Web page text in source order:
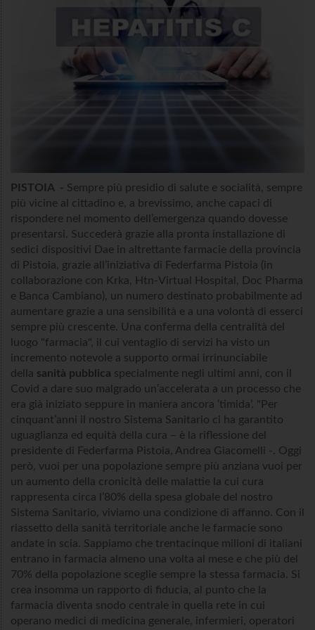
PISTOIA - Sempre più presidio di salute e socialità, sempre
più vicine al cittadino e, a brevissimo, anche capaci di
rispondere nel momento dell’emergenza quando dovesse
presentarsi. Succederà grazie alla pronta installazione di
sedici dispositivi Dae in altrettante farmacie della provincia
di Pistoia, grazie all’iniziativa di Federfarma Pistoia (in
collaborazione con Krka, Htn-Virtual Hospital, Doc Pharma
e Banca Cambiano), un numero destinato probabilmente ad
aumentare grazie a una sensibilità e a una volontà di esserci
sempre più crescente. Una conferma della centralità del
luogo "farmacia", il cui ventaglio di servizi ha visto un
incremento notevole a supporto ormai irrinunciabile
della sanità pubblica specialmente negli ultimi anni, con il
Covid a dare suo malgrado un’accelerata a un processo che
era già iniziato seppure in maniera ancora ’timida’. "Per
cinquant’anni il nostro Sistema Sanitario ci ha garantito
uguaglianza ed equità della cura – è la riflessione del
presidente di Federfarma Pistoia, Andrea Giacomelli -. Oggi
però, vuoi per una popolazione sempre più anziana vuoi per
un aumento della cronicità delle malattie la cui cura
rappresenta circa l’80% della spesa globale del nostro
Sistema Sanitario, viviamo una condizione di affanno. Con il
riassetto della sanità territoriale anche le farmacie sono
andate in scia. Sappiamo che trentacinque milioni di italiani
entrano in farmacia almeno una volta al mese e che più del
70% della popolazione sceglie sempre la stessa farmacia. Si
crea insomma un rapporto di fiducia, al punto che la
farmacia diventa snodo centrale in quella rete in cui
operano medici di medicina generale, infermieri, operatori